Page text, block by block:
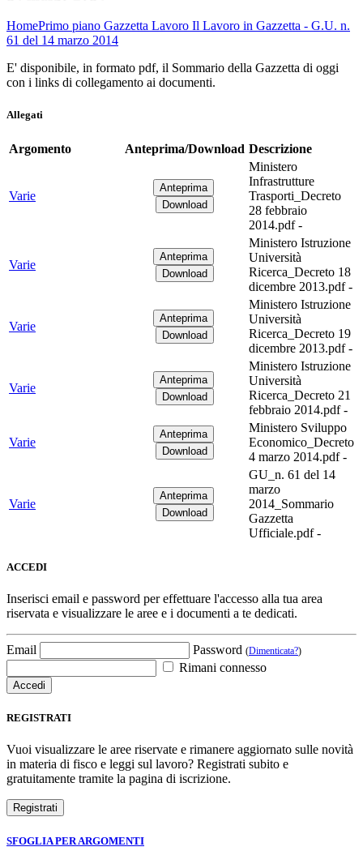
HomePrimo piano Gazzetta Lavoro Il Lavoro in Gazzetta - G.U. n.
61 del 14 marzo 2014
E' disponibile, in formato pdf, il Sommario della Gazzetta di oggi
con i links di collegamento ai documenti.
Allegati
Argomento Anteprima/Download Descrizione
Varie
Ministero
Infrastrutture
Trasporti_Decreto
28 febbraio
2014.pdf -
Varie
Ministero Istruzione
Università
Ricerca_Decreto 18
dicembre 2013.pdf -
Varie
Ministero Istruzione
Università
Ricerca_Decreto 19
dicembre 2013.pdf -
Varie
Ministero Istruzione
Università
Ricerca_Decreto 21
febbraio 2014.pdf -
Varie
Ministero Sviluppo
Economico_Decreto
4 marzo 2014.pdf -
Varie
GU_n. 61 del 14
marzo
2014_Sommario
Gazzetta
Ufficiale.pdf -
ACCEDI
Inserisci email e password per effettuare l'accesso alla tua area
riservata e visualizzare le aree e i documenti a te dedicati.
Email Password (Dimenticata?)
Rimani connesso
REGISTRATI
Vuoi visualizzare le aree riservate e rimanere aggiornato sulle novità
in materia di fisco e leggi sul lavoro? Registrati subito e
gratuitamente tramite la pagina di iscrizione.
SFOGLIA PER ARGOMENTI